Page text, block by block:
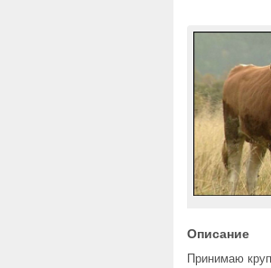
Описание
Принимаю